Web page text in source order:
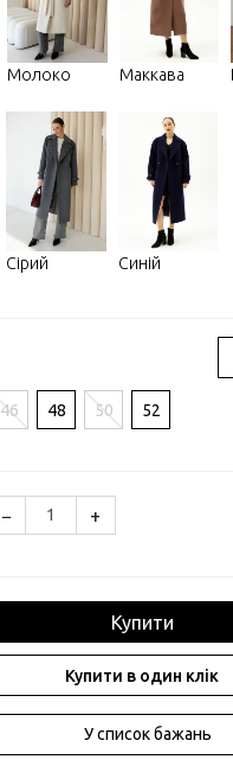
Молоко Maккава
Сірий Синій
46 48 50 52
− +
Купити
Купити в один клік
У список бажань